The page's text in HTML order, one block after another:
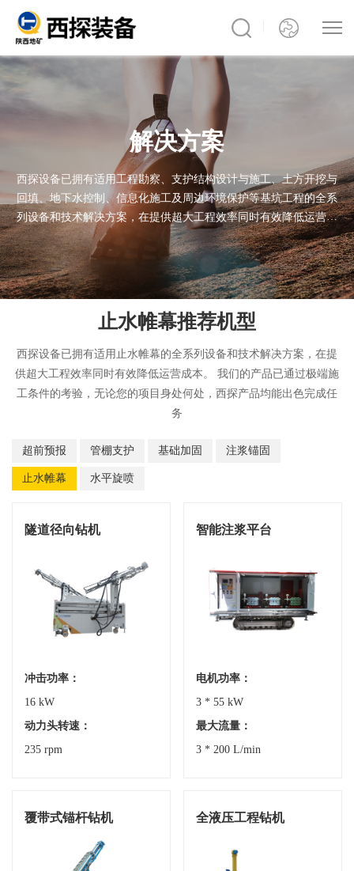
解决方案
西探设备已拥有适用工程勘察、支护结构设计与施工、土方开挖与
回填、地下水控制、信息化施工及周边环境保护等基坑工程的全系
列设备和技术解决方案，在提供超大工程效率同时有效降低运营成
本。我们的产品已通过极端施工条件的考验，无论您的项目身处何
处，西探产品均能出色完成任务
止水帷幕推荐机型
西探设备已拥有适用止水帷幕的全系列设备和技术解决方案，在提
供超大工程效率同时有效降低运营成本。 我们的产品已通过极端施
工条件的考验，无论您的项目身处何处，西探产品均能出色完成任
务
超前预报 管棚支护 基础加固 注浆锚固
止水帷幕 水平旋喷
隧道径向钻机
冲击功率：
16 kW
动力头转速：
235 rpm
智能注浆平台
电机功率：
3 * 55 kW
最大流量：
3 * 200 L/min
覆带式锚杆钻机 全液压工程钻机